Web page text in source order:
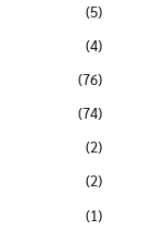
(5)
(4)
(76)
(74)
(2)
(2)
(1)